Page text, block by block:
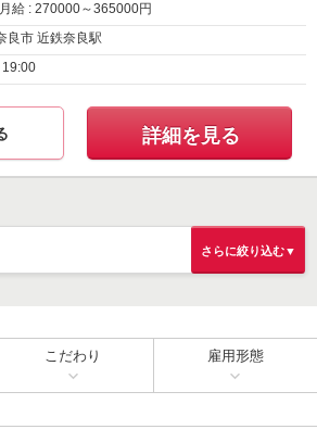
給 : 270000～365000円
良市 近鉄奈良駅
19:00
詳細を見る
さらに絞り込む▼
こだわり 雇用形態